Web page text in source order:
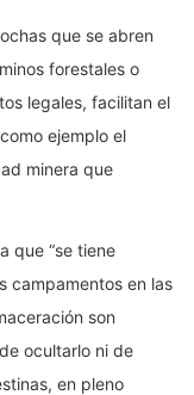
que se abren
forestales o
legales, facilitan el
ejemplo el
minera que
que “se tiene
campamentos en las
son
ocultarlo ni de
en pleno